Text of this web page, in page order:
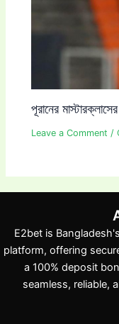
পূরানের
Leave a Comment /
E2bet is
platform, offering
a 100% deposit
seamless, reliable,